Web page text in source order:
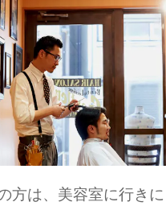
方は、美容室に行きに